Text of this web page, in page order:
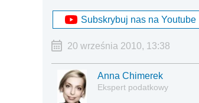
Subskrybuj nas na Youtube
20 września 2010, 13:38
Anna Chimerek
Ekspert podatkowy